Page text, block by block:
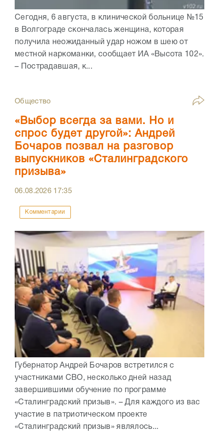
Сегодня, 6 августа, в клинической больнице №15
в Волгограде скончалась женщина, которая
получила неожиданный удар ножом в шею от
местной наркоманки, сообщает ИА «Высота 102».
– Пострадавшая, к...
Общество
«Выбор всегда за вами. Но и
спрос будет другой»: Андрей
Бочаров позвал на разговор
выпускников «Сталинградского
призыва»
06.08.2026 17:35
Комментарии
Губернатор Андрей Бочаров встретился с
участниками СВО, несколько дней назад
завершившими обучение по программе
«Сталинградский призыв». – Для каждого из вас
участие в патриотическом проекте
«Сталинградский призыв» являлось...